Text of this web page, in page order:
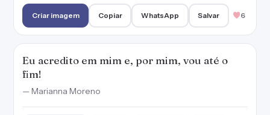
Criar imagem Copiar WhatsApp Salvar 6
Eu acredito em mim e, por mim, vou até o
fim!
— Marianna Moreno